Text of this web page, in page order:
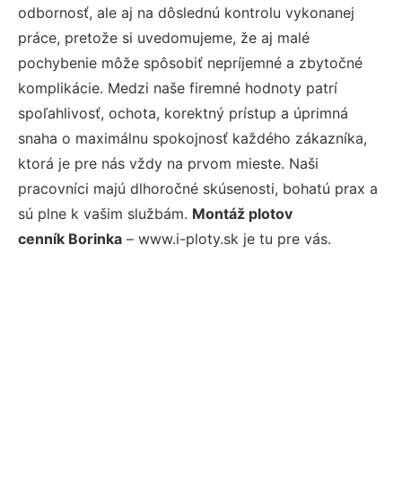
odbornosť, ale aj na dôslednú kontrolu vykonanej
práce, pretože si uvedomujeme, že aj malé
pochybenie môže spôsobiť nepríjemné a zbytočné
komplikácie. Medzi naše firemné hodnoty patrí
spoľahlivosť, ochota, korektný prístup a úprimná
snaha o maximálnu spokojnosť každého zákazníka,
ktorá je pre nás vždy na prvom mieste. Naši
pracovníci majú dlhoročné skúsenosti, bohatú prax a
sú plne k vašim službám. Montáž plotov
cenník Borinka – www.i-ploty.sk je tu pre vás.